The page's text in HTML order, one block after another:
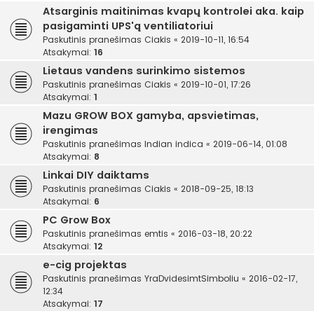
Atsarginis maitinimas kvapų kontrolei aka. kaip
pasigaminti UPS'ą ventiliatoriui
Paskutinis pranešimas Ciakis « 2019-10-11, 16:54
Atsakymai: 16
Lietaus vandens surinkimo sistemos
Paskutinis pranešimas Ciakis « 2019-10-01, 17:26
Atsakymai: 1
Mazu GROW BOX gamyba, apsvietimas,
irengimas
Paskutinis pranešimas Indian indica « 2019-06-14, 01:08
Atsakymai: 8
Linkai DIY daiktams
Paskutinis pranešimas Ciakis « 2018-09-25, 18:13
Atsakymai: 6
PC Grow Box
Paskutinis pranešimas emtis « 2016-03-18, 20:22
Atsakymai: 12
e-cig projektas
Paskutinis pranešimas YraDvidesimtSimboliu « 2016-02-17,
12:34
Atsakymai: 17